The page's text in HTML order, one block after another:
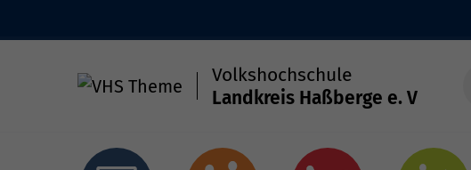
Volkshochschule
Landkreis Haßberge e. V